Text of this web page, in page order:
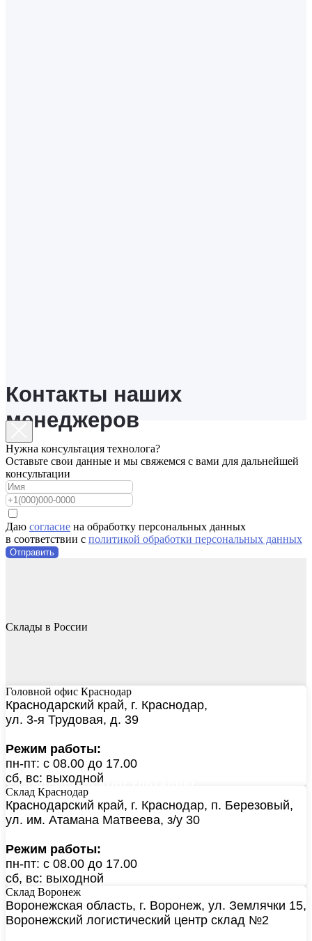
Контакты наших
менеджеров
ЗАПРОСИТЬ КОНСУЛЬТАЦИЮ
Нужна консультация технолога?
Оставьте свои данные и мы свяжемся с вами для дальнейшей
консультации
Даю согласие на обработку персональных данных
в соответствии с политикой обработки персональных данных
Отправить
Склады в России
Головной офис Краснодар
Краснодарский край, г. Краснодар,
ул. 3-я Трудовая, д. 39
Режим работы:
пн-пт: с 08.00 до 17.00
сб, вс: выходной
Склад Краснодар
Краснодарский край, г. Краснодар, п. Березовый,
ул. им. Атамана Матвеева, з/у 30
Режим работы:
пн-пт: с 08.00 до 17.00
сб, вс: выходной
Склад Воронеж
Воронежская область, г. Воронеж, ул. Землячки 15,
Воронежский логистический центр склад №2